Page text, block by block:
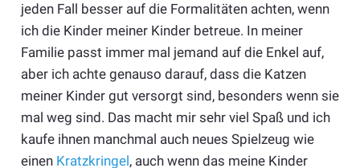
jeden Fall besser auf die Formalitäten achten, wenn
ich die Kinder meiner Kinder betreue. In meiner
Familie passt immer mal jemand auf die Enkel auf,
aber ich achte genauso darauf, dass die Katzen
meiner Kinder gut versorgt sind, besonders wenn sie
mal weg sind. Das macht mir sehr viel Spaß und ich
kaufe ihnen manchmal auch neues Spielzeug wie
einen Kratzkringel, auch wenn das meine Kinder